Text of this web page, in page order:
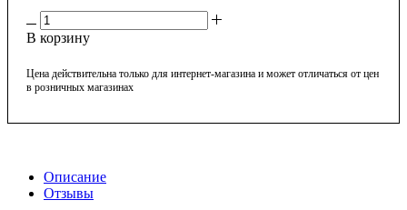
В корзину
Цена действительна только для интернет-магазина и может отличаться от цен
в розничных магазинах
Описание
Отзывы